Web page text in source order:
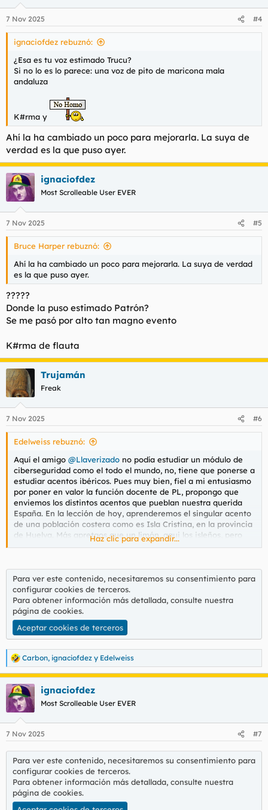
7 Nov 2025 #4
ignaciofdez rebuznó:
¿Esa es tu voz estimado Trucu?
Si no lo es lo parece: una voz de pito de maricona mala
andaluza
K#rma y
Ahí la ha cambiado un poco para mejorarla. La suya de
verdad es la que puso ayer.
ignaciofdez
Most Scrolleable User EVER
7 Nov 2025 #5
Bruce Harper rebuznó:
Ahí la ha cambiado un poco para mejorarla. La suya de verdad
es la que puso ayer.
?????
Donde la puso estimado Patrón?
Se me pasó por alto tan magno evento
K#rma de flauta
Trujamán
Freak
7 Nov 2025 #6
Edelweiss rebuznó:
Aquí el amigo @Llaverizado no podía estudiar un módulo de
ciberseguridad como el todo el mundo, no, tiene que ponerse a
estudiar acentos ibéricos. Pues muy bien, fiel a mi entusiasmo
por poner en valor la función docente de PL, propongo que
enviemos los distintos acentos que pueblan nuestra querida
España. En la lección de hoy, aprenderemos el singular acento
de una población costera como es Isla Cristina, en la provincia
de Huelva. Más apretaos que un limón, aqui los isleños, pero
son buena gente, eso yes.
Para ver este contenido, necesitaremos su consentimiento
para configurar cookies de terceros.
Para obtener información más detallada, consulte nuestra
página de cookies
Aceptar cookies de terceros
Enviad vuestros acentos mierders, que no os pueda la
vergüenza.
Haz clic para expandir...
Para ver este contenido, necesitaremos su consentimiento para
configurar cookies de terceros.
Para obtener información más detallada, consulte nuestra
página de cookies.
Aceptar cookies de terceros
R
e
a
c
c
i
e
Carbon, ignaciofdez y Edelweiss
ignaciofdez
Most Scrolleable User EVER
7 Nov 2025 #7
Para ver este contenido, necesitaremos su consentimiento para
configurar cookies de terceros.
Para obtener información más detallada, consulte nuestra
página de cookies.